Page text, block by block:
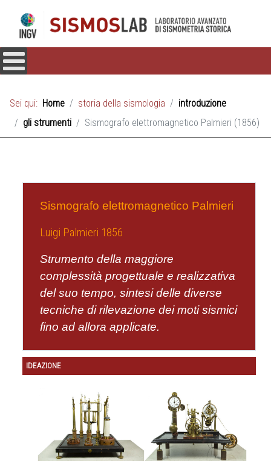
Sei qui: Home storia della sismologia
introduzione
gli strumenti
Sismografo elettromagnetico Palmieri (1856)
Sismografo elettromagnetico Palmieri
Luigi Palmieri 1856
Strumento della maggiore
complessità progettuale e realizzativa
del suo tempo, sintesi delle diverse
tecniche di rilevazione dei moti sismici
fino ad allora applicate.
IDEAZIONE